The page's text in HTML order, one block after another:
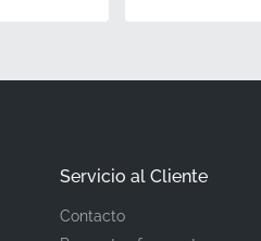
gráficas originales de
En el mundo de las
Servicio al Cliente
Contacto